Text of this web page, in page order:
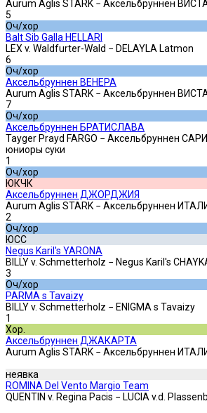
Aurum Aglis STARK − Аксельбруннен
5
Оч/хор
Balt Sib Galla HELLARI
LEX v. Waldfurter-Wald − DELAYLA Latmon
6
Оч/хор
Аксельбруннен ВЕНЕРА
Aurum Aglis STARK − Аксельбруннен
7
Оч/хор
Аксельбруннен БРАТИСЛАВА
Tayger Prayd FARGO − Аксельбруннен
юниоры суки
1
Оч/хор
ЮКЧК
Аксельбруннен ДЖОРДЖИЯ
Aurum Aglis STARK − Аксельбруннен
2
Оч/хор
ЮСС
Negus Karil's YARONA
BILLY v. Schmetterholz − Negus Karil's
3
Оч/хор
PARMA s Tavaizy
BILLY v. Schmetterholz − ENIGMA s Tavaizy
1
Хор.
Аксельбруннен ДЖАКАРТА
Aurum Aglis STARK − Аксельбруннен
неявка
ROMINA Del Vento Margio Team
QUENTIN v. Regina Pacis − LUCIA v.d.